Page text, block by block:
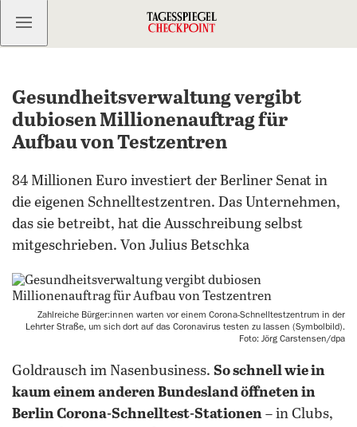
Kostenlos anmelden
Gesundheitsverwaltung vergibt
dubiosen Millionenauftrag für
Aufbau von Testzentren
84 Millionen Euro investiert der Berliner Senat in
die eigenen Schnelltestzentren. Das Unternehmen,
das sie betreibt, hat die Ausschreibung selbst
mitgeschrieben. Von Julius Betschka
Zahlreiche Bürger:innen warten vor einem Corona-Schnelltestzentrum in der
Lehrter Straße, um sich dort auf das Coronavirus testen zu lassen (Symbolbild).
Foto: Jörg Carstensen/dpa
Goldrausch im Nasenbusiness. So schnell wie in
kaum einem anderen Bundesland öffneten in
Berlin Corona-Schnelltest-Stationen – in Clubs,